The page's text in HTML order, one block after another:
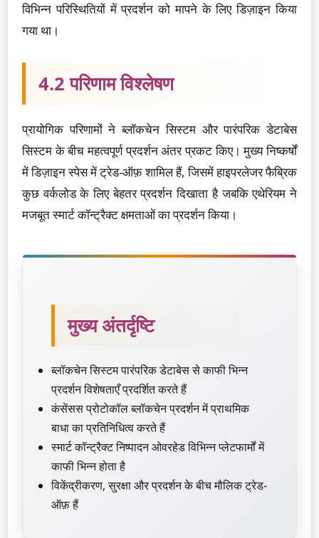
विभिन्न परिस्थितियों में प्रदर्शन को मापने के लिए डिज़ाइन किया
गया था।
4.2 परिणाम विश्लेषण
प्रायोगिक परिणामों ने ब्लॉकचेन सिस्टम और पारंपरिक डेटाबेस
सिस्टम के बीच महत्वपूर्ण प्रदर्शन अंतर प्रकट किए। मुख्य निष्कर्षों
में डिज़ाइन स्पेस में ट्रेड-ऑफ़ शामिल हैं, जिसमें हाइपरलेजर फैब्रिक
कुछ वर्कलोड के लिए बेहतर प्रदर्शन दिखाता है जबकि एथेरियम ने
मजबूत स्मार्ट कॉन्ट्रैक्ट क्षमताओं का प्रदर्शन किया।
मुख्य अंतर्दृष्टि
ब्लॉकचेन सिस्टम पारंपरिक डेटाबेस से काफी भिन्न
प्रदर्शन विशेषताएँ प्रदर्शित करते हैं
कंसेंसस प्रोटोकॉल ब्लॉकचेन प्रदर्शन में प्राथमिक
बाधा का प्रतिनिधित्व करते हैं
स्मार्ट कॉन्ट्रैक्ट निष्पादन ओवरहेड विभिन्न प्लेटफार्मों में
काफी भिन्न होता है
विकेंद्रीकरण, सुरक्षा और प्रदर्शन के बीच मौलिक ट्रेड-
ऑफ़ हैं